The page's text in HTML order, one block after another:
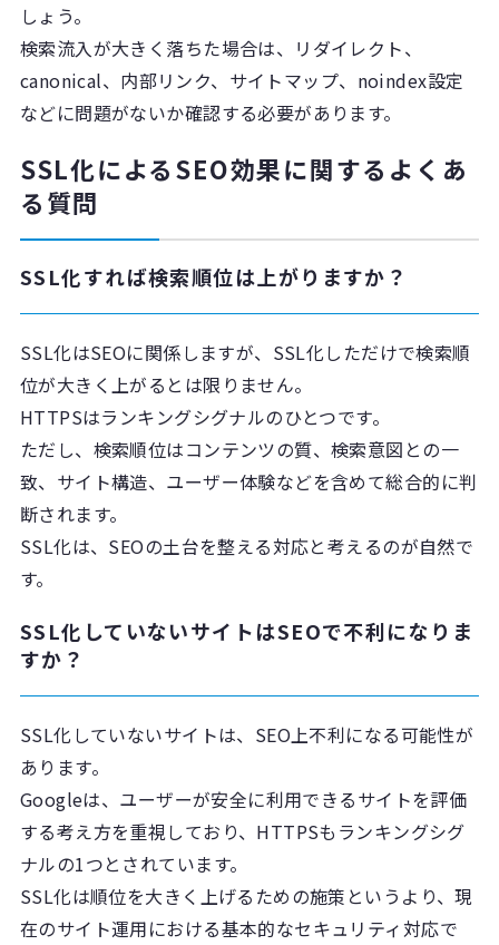
しょう。
検索流入が大きく落ちた場合は、リダイレクト、
canonical、内部リンク、サイトマップ、noindex設定
などに問題がないか確認する必要があります。
SSL化によるSEO効果に関するよくあ
る質問
SSL化すれば検索順位は上がりますか？
SSL化はSEOに関係しますが、SSL化しただけで検索順
位が大きく上がるとは限りません。
HTTPSはランキングシグナルのひとつです。
ただし、検索順位はコンテンツの質、検索意図との一
致、サイト構造、ユーザー体験などを含めて総合的に判
断されます。
SSL化は、SEOの土台を整える対応と考えるのが自然で
す。
SSL化していないサイトはSEOで不利になりま
すか？
SSL化していないサイトは、SEO上不利になる可能性が
あります。
Googleは、ユーザーが安全に利用できるサイトを評価
する考え方を重視しており、HTTPSもランキングシグ
ナルの1つとされています。
SSL化は順位を大きく上げるための施策というより、現
在のサイト運用における基本的なセキュリティ対応で